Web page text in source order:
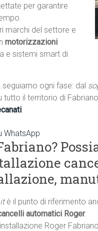
per garantire
marchi del settore e
motorizzazioni
e sistemi smart di
seguiamo ogni fase: dal
tutto il territorio di
.
WhatsApp
è il punto di riferimento
automatici Roger.
Roger